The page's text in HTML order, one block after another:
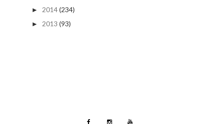
► 2014(234)
► 2013 (93)